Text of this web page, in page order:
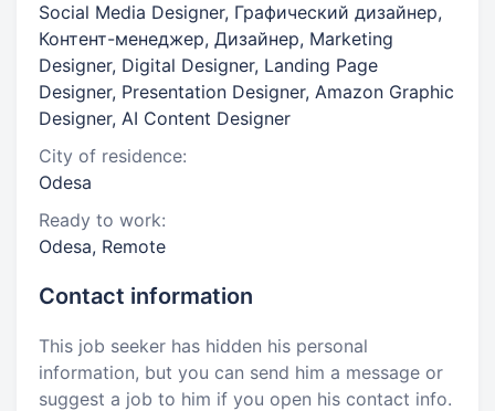
Social Media Designer, Графический дизайнер,
Контент-менеджер, Дизайнер, Marketing
Designer, Digital Designer, Landing Page
Designer, Presentation Designer, Amazon Graphic
Designer, AI Content Designer
City of residence:
Odesa
Ready to work:
Odesa, Remote
Contact information
This job seeker has hidden his personal
information, but you can send him a message or
suggest a job to him if you open his contact info.